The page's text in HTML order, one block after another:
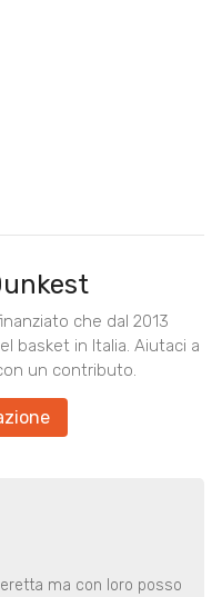
che dal 2013
basket in Italia. Aiutaci a
un contributo.
ma con loro posso